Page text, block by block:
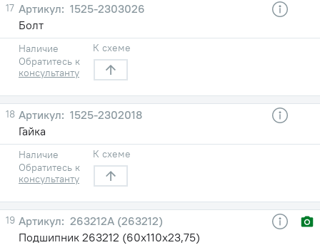
17
1525-2303026
Болт
Наличие
Обратитесь к
консультанту
К схеме
18
1525-2302018
Гайка
Наличие
Обратитесь к
консультанту
К схеме
19
263212А (263212)
Подшипник 263212 (60х110х23,75)